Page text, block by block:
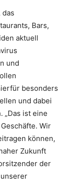
Bars,
aktuell
und
besonders
und dabei
„Das ist eine
Wir
können,
Zukunft
der